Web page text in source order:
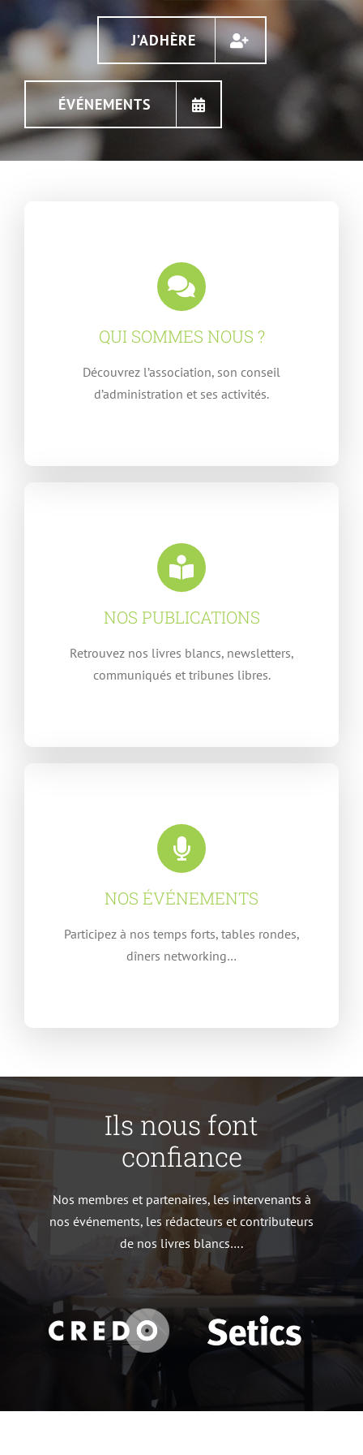
J’ADHÈRE
ÉVÉNEMENTS
QUI SOMMES NOUS ?
Découvrez l’association, son conseil
d’administration et ses activités.
NOS PUBLICATIONS
Retrouvez nos livres blancs, newsletters,
communiqués et tribunes libres.
NOS ÉVÉNEMENTS
Participez à nos temps forts, tables rondes,
dîners networking…
Ils nous font
confiance
Nos membres et partenaires, les intervenants à
nos événements, les rédacteurs et contributeurs
de nos livres blancs….